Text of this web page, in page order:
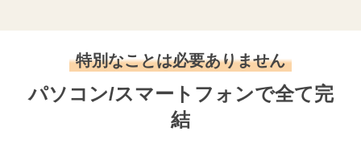
特別なことは必要ありません
パソコン/スマートフォンで全て完
結